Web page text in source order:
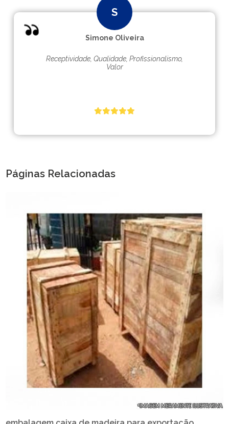
Simone Oliveira
Receptividade, Qualidade, Profissionalismo,
Valor
Páginas Relacionadas